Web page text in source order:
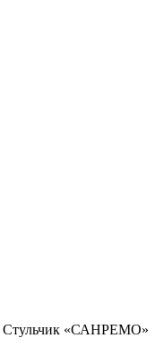
Стульчик «САНРЕМО»